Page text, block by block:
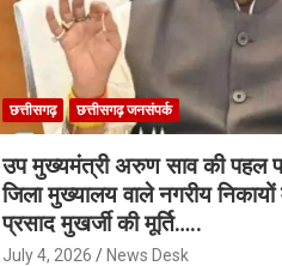
छत्तीसगढ़ छत्तीसगढ़ जनसंपर्क
उप मुख्यमंत्री अरुण साव की पहल
जिला मुख्यालय वाले नगरीय निकायों
प्रसाद मुखर्जी की मूर्ति…..
July 4, 2026 News Desk